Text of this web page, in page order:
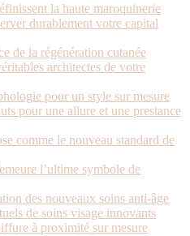
la haute maroquinerie
durablement votre capital
de la régénération cutanée
architectes de votre
pour un style sur mesure
pour une allure et une prestance
comme le nouveau standard de
l’ultime symbole de
des nouveaux soins anti-âge
de soins visage innovants
à proximité sur mesure